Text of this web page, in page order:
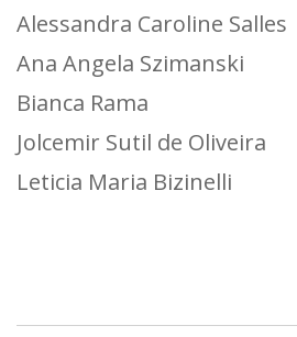
Alessandra Caroline Salles
Ana Angela Szimanski
Bianca Rama
Jolcemir Sutil de Oliveira
Leticia Maria Bizinelli